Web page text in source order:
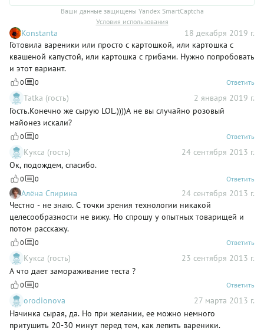
Ваши данные защищены Yandex SmartCaptcha
Условия использования
Konstanta
18 декабря 2019 г.
Готовила вареники или просто с картошкой, или картошка с
квашеной капустой, или картошка с грибами. Нужно попробовать
и этот вариант.
0 0 Ответить
Tatka (гость)
2 января 2019 г.
Гость.Конечно же сырую LOL.))))А не вы случайно розовый
майонез искали?
0 0 Ответить
Кукса (гость)
24 сентября 2013 г.
Ок, подождем, спасибо.
0 0 Ответить
Алёна Спирина
24 сентября 2013 г.
Честно - не знаю. С точки зрения технологии никакой
целесообразности не вижу. Но спрошу у опытных товарищей и
потом расскажу.
0 0 Ответить
Кукса (гость)
23 сентября 2013 г.
А что дает замораживание теста ?
0 0 Ответить
orodionova
27 марта 2013 г.
Начинка сырая, да. Но при желании, ее можно немного
притушить 20-30 минут перед тем, как лепить вареники.